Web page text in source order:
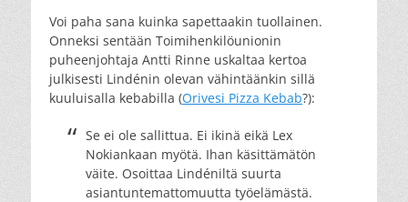
Voi paha sana kuinka sapettaakin tuollainen.
Onneksi sentään Toimihenkilöunionin
puheenjohtaja Antti Rinne uskaltaa kertoa
julkisesti Lindénin olevan vähintäänkin sillä
kuuluisalla kebabilla (Orivesi Pizza Kebab?):
Se ei ole sallittua. Ei ikinä eikä Lex
Nokiankaan myötä. Ihan käsittämätön
väite. Osoittaa Lindéniltä suurta
asiantuntemattomuutta työelämästä.